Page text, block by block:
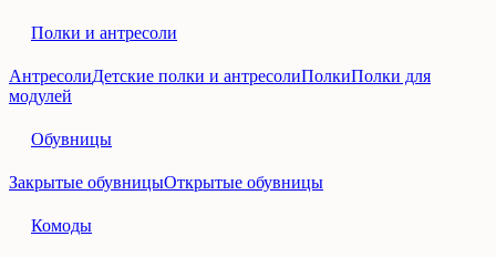
Полки и антресоли
АнтресолиДетские полки и антресолиПолкиПолки для
модулей
Обувницы
Закрытые обувницыОткрытые обувницы
Комоды